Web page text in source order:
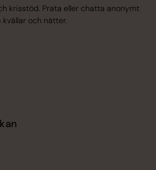
krisstöd. Prata eller chatta anonymt
och nätter.